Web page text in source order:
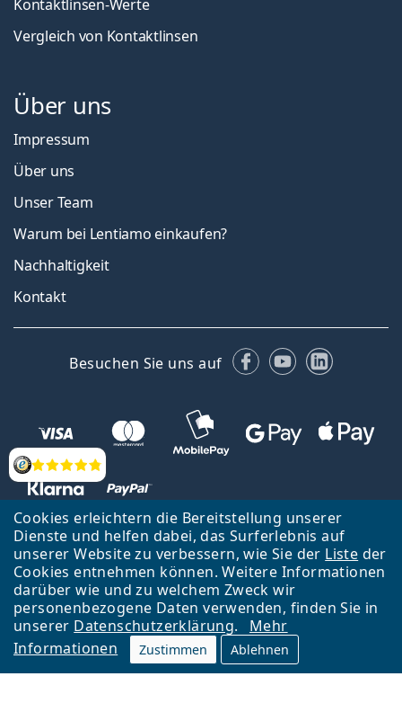
Cookies erleichtern die Bereitstellung unserer
Dienste und helfen dabei, das Surferlebnis auf
unserer Website zu verbessern, wie Sie der Liste der
Cookies entnehmen können. Weitere Informationen
darüber wie und zu welchem Zweck wir
personenbezogene Daten verwenden, finden Sie in
unserer Datenschutzerklärung.
Mehr
Informationen
Zustimmen Ablehnen
Bewertung
Kontaktlinsen-Werte
Vergleich von Kontaktlinsen
Über uns
Impressum
Über uns
Unser Team
Warum bei Lentiamo einkaufen?
Nachhaltigkeit
Kontakt
Besuchen Sie uns auf Facebook
YouTubeLinkedIn
Zurück zur Hauptseite
Nach oben
Lentiamo s.r.o., Tschechien ist Eigentümer und Betreiber des Online-
Shops Lentiamo.de
Seit 18 Jahren sind wir für Sie da.